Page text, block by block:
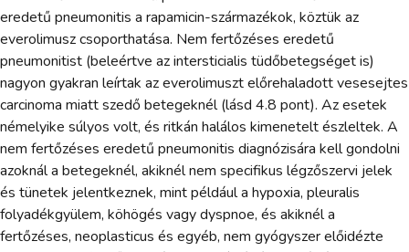
eredetű pneumonitis a rapamicin-származékok, köztük az
everolimusz csoporthatása. Nem fertőzéses eredetű
pneumonitist (beleértve az intersticialis tüdőbetegséget is)
nagyon gyakran leírtak az everolimuszt előrehaladott vesesejtes
carcinoma miatt szedő betegeknél (lásd 4.8 pont). Az esetek
némelyike súlyos volt, és ritkán halálos kimenetelt észleltek. A
nem fertőzéses eredetű pneumonitis diagnózisára kell gondolni
azoknál a betegeknél, akiknél nem specifikus légzőszervi jelek
és tünetek jelentkeznek, mint például a hypoxia, pleuralis
folyadékgyülem, köhögés vagy dyspnoe, és akiknél a
fertőzéses, neoplasticus és egyéb, nem gyógyszer előidézte